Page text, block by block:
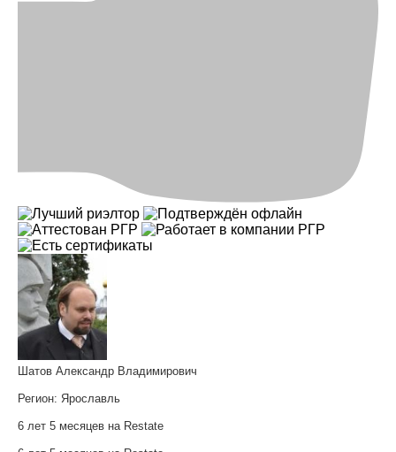
Шатов Александр Владимирович
Регион: Ярославль
6 лет 5 месяцев на Restate